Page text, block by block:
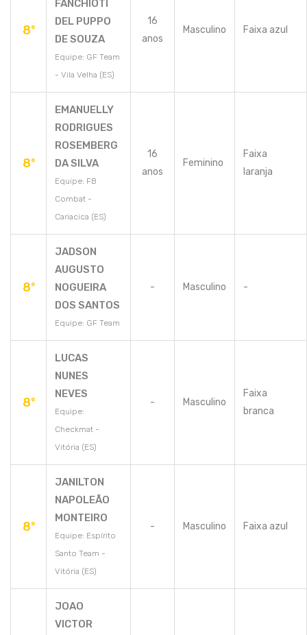
8º
FANCHIOTI
DEL PUPPO
DE SOUZA
Equipe: GF Team
- Vila Velha (ES)
16
anos
Masculino Faixa azul
8º
EMANUELLY
RODRIGUES
ROSEMBERG
DA SILVA
Equipe: FB
Combat -
Cariacica (ES)
16
anos
Feminino
Faixa
laranja
8º
JADSON
AUGUSTO
NOGUEIRA
DOS SANTOS
Equipe: GF Team
- Masculino -
8º
LUCAS
NUNES
NEVES
Equipe:
Checkmat -
Vitória (ES)
- Masculino
Faixa
branca
8º
JANILTON
NAPOLEÃO
MONTEIRO
Equipe: Espírito
Santo Team -
Vitória (ES)
- Masculino Faixa azul
JOAO
VICTOR